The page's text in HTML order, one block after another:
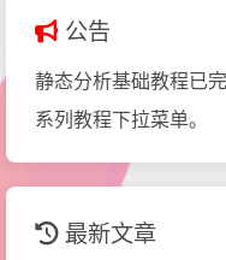
公告
静态分析基础教程已
系列教程下拉菜单。
最新文章